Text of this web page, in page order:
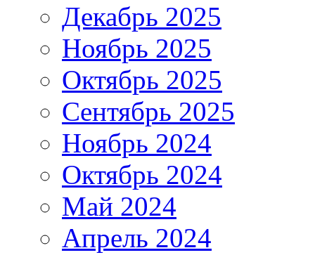
Декабрь 2025
Ноябрь 2025
Октябрь 2025
Сентябрь 2025
Ноябрь 2024
Октябрь 2024
Май 2024
Апрель 2024